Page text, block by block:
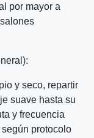
por mayor a
y seco, repartir
suave hasta su
y frecuencia
protocolo